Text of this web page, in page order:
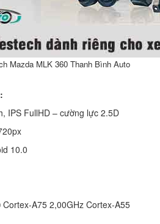
Mazda MLK 360 Thanh Bình Auto
IPS FullHD – cường lực 2.5D
10.0
A75 2,00GHz Cortex-A55